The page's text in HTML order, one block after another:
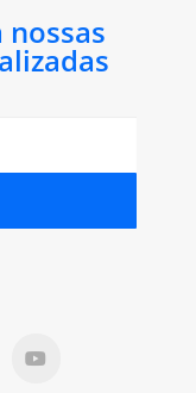
nossas